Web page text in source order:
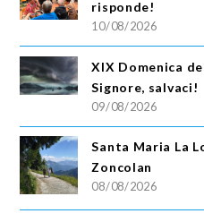
risponde!
10/08/2026
XIX Domenica
Signore, salvaci!
09/08/2026
Santa Maria La
Zoncolan
08/08/2026